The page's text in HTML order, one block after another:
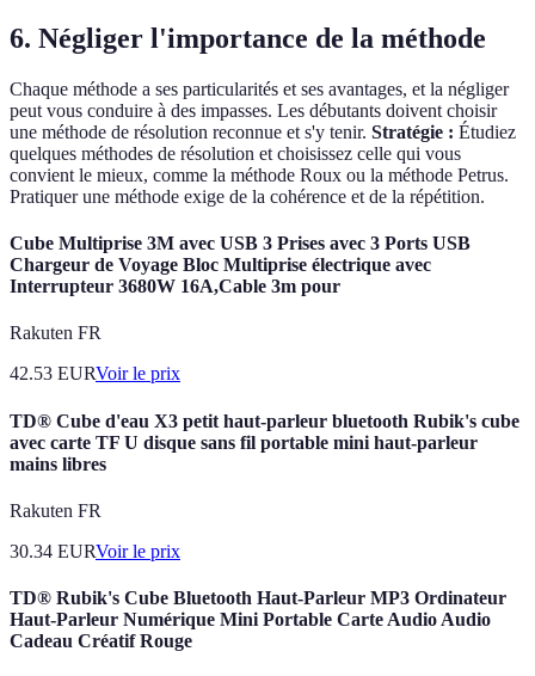
6. Négliger l'importance de la méthode
Chaque méthode a ses particularités et ses avantages, et la négliger
peut vous conduire à des impasses. Les débutants doivent choisir
une méthode de résolution reconnue et s'y tenir. Stratégie : Étudiez
quelques méthodes de résolution et choisissez celle qui vous
convient le mieux, comme la méthode Roux ou la méthode Petrus.
Pratiquer une méthode exige de la cohérence et de la répétition.
Cube Multiprise 3M avec USB 3 Prises avec 3 Ports USB
Chargeur de Voyage Bloc Multiprise électrique avec
Interrupteur 3680W 16A,Cable 3m pour
Rakuten FR
42.53 EURVoir le prix
TD® Cube d'eau X3 petit haut-parleur bluetooth Rubik's cube
avec carte TF U disque sans fil portable mini haut-parleur
mains libres
Rakuten FR
30.34 EURVoir le prix
TD® Rubik's Cube Bluetooth Haut-Parleur MP3 Ordinateur
Haut-Parleur Numérique Mini Portable Carte Audio Audio
Cadeau Créatif Rouge